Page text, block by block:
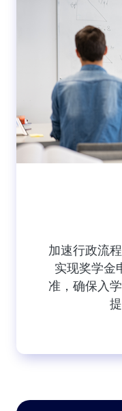
加速行政流
实现奖学金
准，确保入